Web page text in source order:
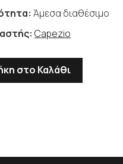
Άμεσα διαθέσιμο
Capezio
στο Καλάθι